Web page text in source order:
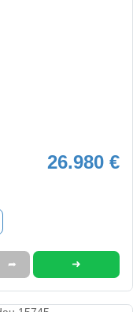
26.980 €
➦ ➜